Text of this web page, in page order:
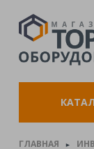
ГЛАВНАЯ ►